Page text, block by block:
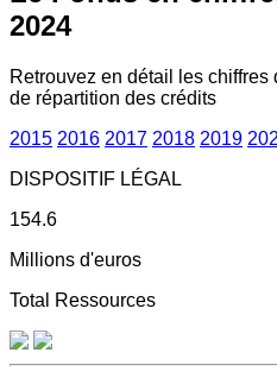
2024
Retrouvez en détail les
de répartition des crédits
2015 2016 2017 2018 2019
DISPOSITIF LÉGAL
154.6
Millions d'euros
Total Ressources